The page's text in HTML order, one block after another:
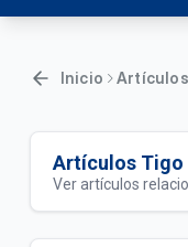
Inicio
Artículos Tigo
Ver artículos
Descuento del